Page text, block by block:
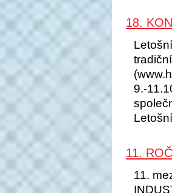
18.
9.-
11.
11.